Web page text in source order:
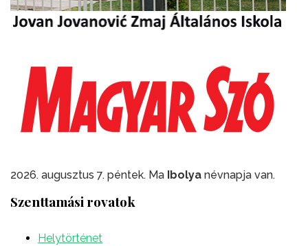
2026. augusztus 7. péntek. Ma Ibolya névnapja van.
Szenttamási rovatok
Helytörténet